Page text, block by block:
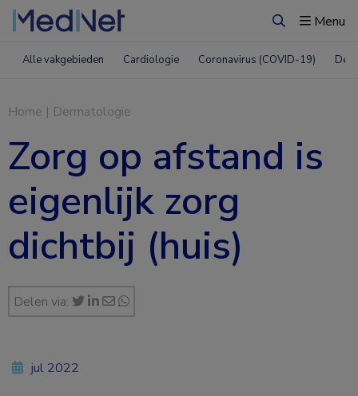
ZoekenMenu
Alle vakgebieden Cardiologie Coronavirus (COVID-19)
Home | Dermatologie
Zorg op afstand is
eigenlijk zorg
dichtbij (huis)
Delen via:
jul 2022